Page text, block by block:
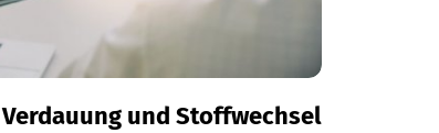
Verdauung und Stoffwechsel